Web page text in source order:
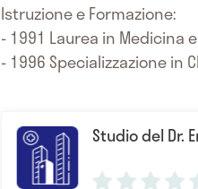
Istruzione e Formazione:
- 1991 Laurea in Medicina
- 1996 Specializzazione in
Studio del Dr.